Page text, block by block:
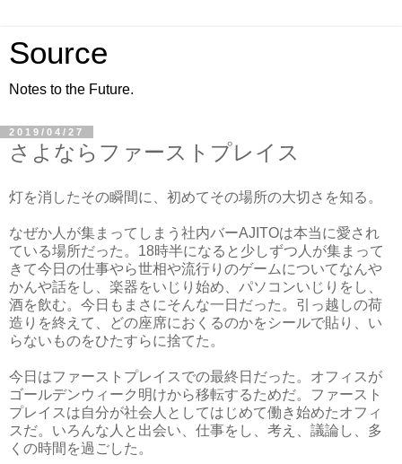
Source
Notes to the Future.
2019/04/27
さよならファーストプレイス
灯を消したその瞬間に、初めてその場所の大切さを知る。
なぜか人が集まってしまう社内バーAJITOは本当に愛され
ている場所だった。18時半になると少しずつ人が集まって
きて今日の仕事やら世相や流行りのゲームについてなんや
かんや話をし、楽器をいじり始め、パソコンいじりをし、
酒を飲む。今日もまさにそんな一日だった。引っ越しの荷
造りを終えて、どの座席におくるのかをシールで貼り、い
らないものをひたすらに捨てた。
今日はファーストプレイスでの最終日だった。オフィスが
ゴールデンウィーク明けから移転するためだ。ファースト
プレイスは自分が社会人としてはじめて働き始めたオフィ
スだ。いろんな人と出会い、仕事をし、考え、議論し、多
くの時間を過ごした。